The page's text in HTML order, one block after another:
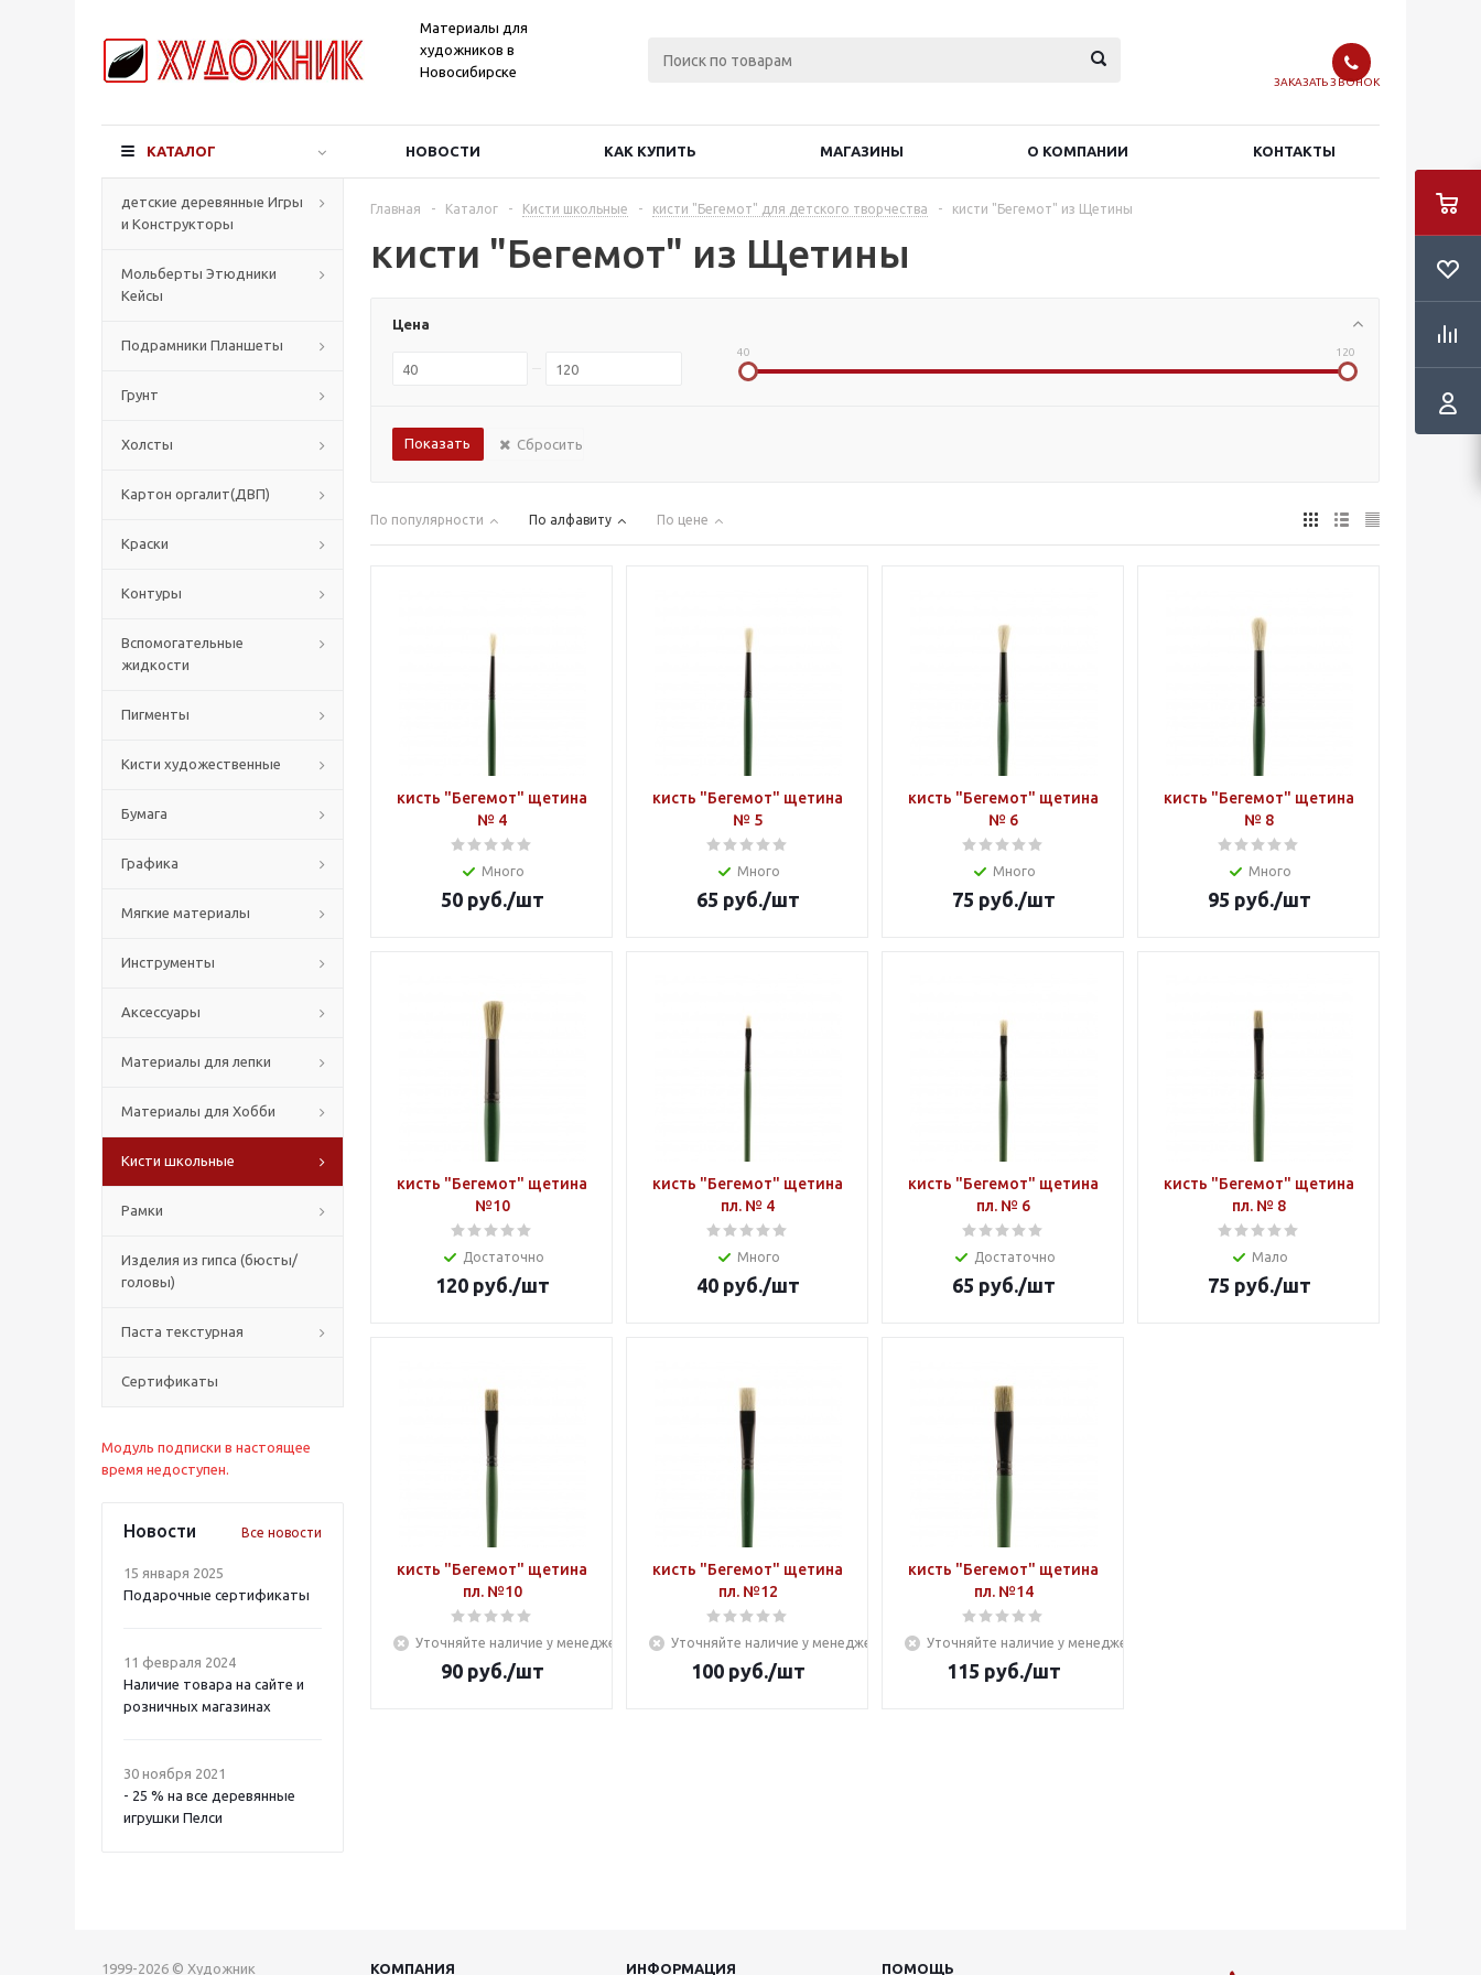
Материалы для
художников в
Новосибирске
ЗАКАЗАТЬ ЗВОНОК
КАТАЛОГ НОВОСТИ КАК КУПИТЬ МАГАЗИНЫ О КОМПАНИИ КОНТАКТЫ
детские деревянные Игры
и Конструкторы
Мольберты Этюдники
Кейсы
Подрамники Планшеты
Грунт
Холсты
Картон оргалит(ДВП)
Краски
Контуры
Вспомогательные
жидкости
Пигменты
Кисти художественные
Бумага
Графика
Мягкие материалы
Инструменты
Аксессуары
Материалы для лепки
Материалы для Хобби
Кисти школьные
Рамки
Изделия из гипса (бюсты/
головы)
Паста текстурная
Сертификаты
Модуль подписки в настоящее
время недоступен.
Новости Все новости
15 января 2025
Подарочные сертификаты
11 февраля 2024
Наличие товара на сайте и
розничных магазинах
30 ноября 2021
- 25 % на все деревянные
игрушки Пелси
Главная - Каталог - Кисти школьные - кисти "Бегемот" для детского творчества - кисти "Бегемот" из Щетины
кисти "Бегемот" из Щетины
Цена
40 120
Сбросить
По популярности По алфавиту По цене
кисть "Бегемот" щетина
№ 4
Много
50руб./шт
кисть "Бегемот" щетина
№ 5
Много
65 руб./шт
кисть "Бегемот" щетина
№ 6
Много
75 руб./шт
кисть "Бегемот" щетина
№ 8
Много
95 руб./шт
кисть "Бегемот" щетина
№10
Достаточно
120руб./шт
кисть "Бегемот" щетина
пл. № 4
Много
40руб./шт
кисть "Бегемот" щетина
пл. № 6
Достаточно
65 руб./шт
кисть "Бегемот" щетина
пл. № 8
Мало
75 руб./шт
кисть "Бегемот" щетина
пл. №10
Уточняйте наличие у менеджера
90руб./шт
кисть "Бегемот" щетина
пл. №12
Уточняйте наличие у менеджера
100руб./шт
кисть "Бегемот" щетина
пл. №14
Уточняйте наличие у менеджера
115 руб./шт
1999-2026 © Художник КОМПАНИЯ ИНФОРМАЦИЯ ПОМОЩЬ